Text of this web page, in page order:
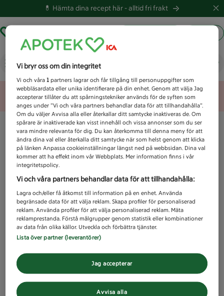
💊 Hämta dina recept här -alltid fri frakt
Vad letar du efter idag?
Unknown error
Vi bryr oss om din integritet
Vi och våra1 partners lagrar och får tillgång till personuppgifter som
webbläsardata eller unika identifierare på din enhet. Genom att välja Jag
accepterar tillåter du att spårningstekniker används för de syften som
anges under ”Vi och våra partners behandlar data för att tillhandahålla”.
Om du väljer Avvisa alla eller återkallar ditt samtycke inaktiveras de. Om
spårare är inaktiverade kan visst innehåll och vissa annonser som du ser
vara mindre relevanta för dig. Du kan återkomma till denna meny för att
ändra dina val eller återkalla ditt samtycke när som helst genom att klicka
på länken Anpassa cookieinställningar längst ned på webbsidan. Dina val
kommer att ha effekt inom vår Webbplats. Mer information finns i vår
integritetspolicy.
Vi och våra partners behandlar data för att tillhandahålla:
Lagra och/eller få åtkomst till information på en enhet. Använda
begränsade data för att välja reklam. Skapa profiler för personaliserad
reklam. Använda profiler för att välja personaliserad reklam. Mäta
reklamprestanda. Förstå målgrupper genom statistik eller kombinationer
av data från olika källor. Utveckla och förbättra tjänster.
Lista över partner (leverantörer)
Avvisa alla
Jag accepterar